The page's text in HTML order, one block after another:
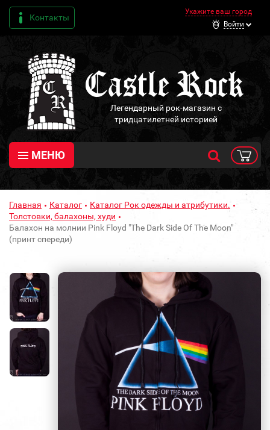
Контакты
Укажите ваш город
Войти
Легендарный рок-магазин с
тридцатилетней историей
МЕНЮ
Главная Каталог
Каталог Рок одежды и атрибутики.
Толстовки, балахоны, худи
Балахон на молнии Pink Floyd "The Dark Side Of The Moon"
(принт спереди)